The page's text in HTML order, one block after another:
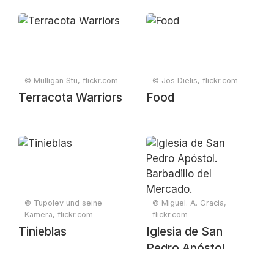
© Mulligan Stu, flickr.com
Terracota Warriors
© Jos Dielis, flickr.com
Food
© Tupolev und seine
Kamera, flickr.com
Tinieblas
© Miguel. A. Gracia,
flickr.com
Iglesia de San
Pedro Apóstol.